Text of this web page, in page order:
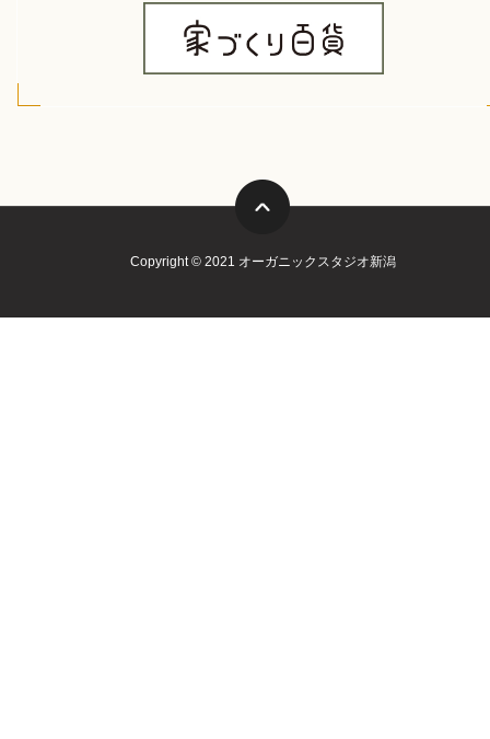
Copyright © 2021 オーガニックスタジオ新潟